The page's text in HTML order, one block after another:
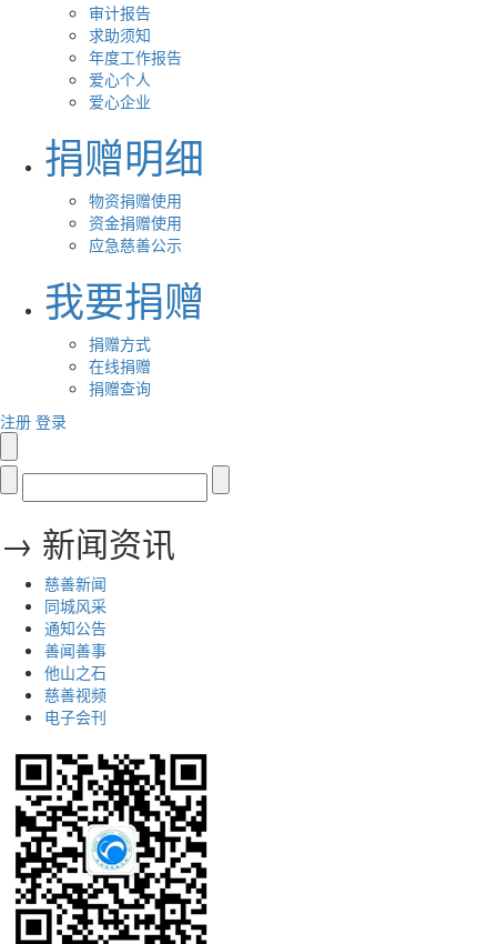
审计报告
求助须知
年度工作报告
爱心个人
爱心企业
捐赠明细
物资捐赠使用
资金捐赠使用
应急慈善公示
我要捐赠
捐赠方式
在线捐赠
捐赠查询
注册 登录
→ 新闻资讯
慈善新闻
同城风采
通知公告
善闻善事
他山之石
慈善视频
电子会刊